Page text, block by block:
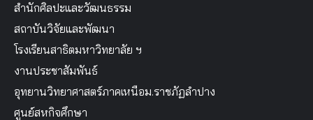
สำนักศิลปะและวัฒนธรรม
สถาบันวิจัยและพัฒนา
โรงเรียนสาธิตมหาวิทยาลัย ฯ
งานประชาสัมพันธ์
อุทยานวิทยาศาสตร์ภาคเหนือม.ราชภัฏลำปาง
ศูนย์สหกิจศึกษา